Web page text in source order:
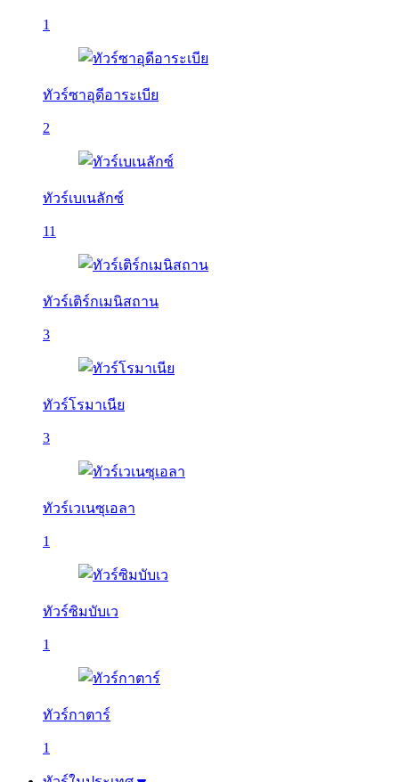
1
ทัวร์ซาอุดีอาระเบีย
2
ทัวร์เบเนลักซ์
11
ทัวร์เติร์กเมนิสถาน
3
ทัวร์โรมาเนีย
3
ทัวร์เวเนซุเอลา
1
ทัวร์ซิมบับเว
1
ทัวร์กาตาร์
1